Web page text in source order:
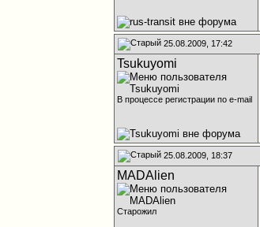
25.08.2009, 17:42
Tsukuyomi
В процессе регистрации по e-mail
25.08.2009, 18:37
MADAlien
Старожил